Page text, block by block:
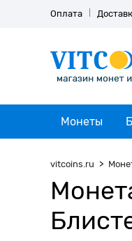
Оплата
Монеты
vitcoins.ru